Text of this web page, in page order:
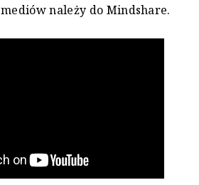
należy do Mindshare.